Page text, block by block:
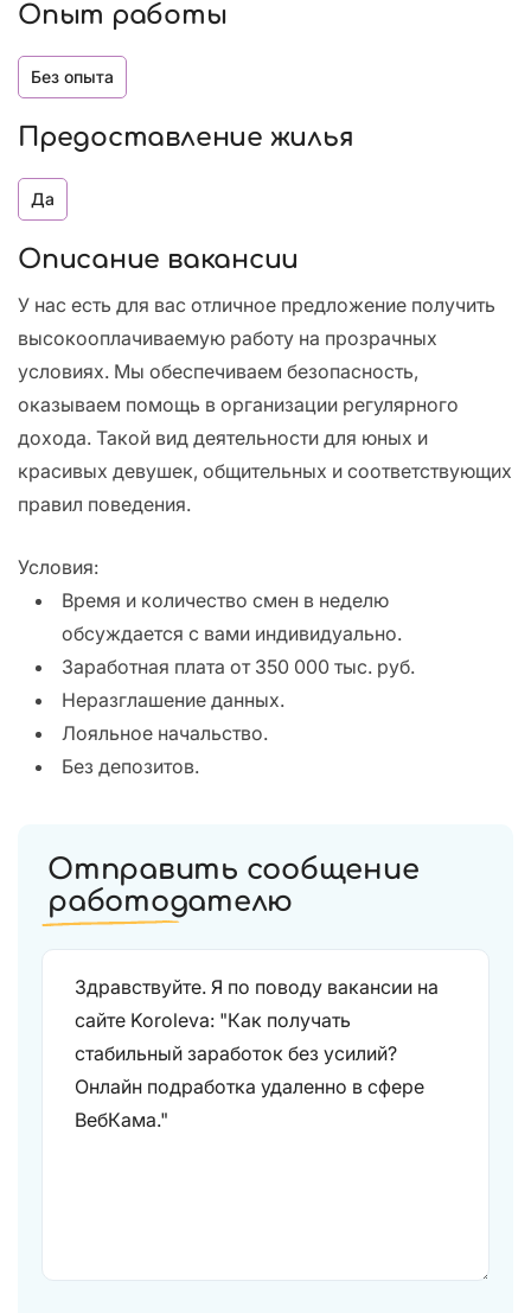
Опыт работы
Без опыта
Предоставление жилья
Да
Описание вакансии
У нас есть для вас отличное предложение получить
высокооплачиваемую работу на прозрачных
условиях. Мы обеспечиваем безопасность,
оказываем помощь в организации регулярного
дохода. Такой вид деятельности для юных и
красивых девушек, общительных и соответствующих
правил поведения.
Условия:
Время и количество смен в неделю
обсуждается с вами индивидуально.
Заработная плата от 350 000 тыс. руб.
Неразглашение данных.
Лояльное начальство.
Без депозитов.
Отправить сообщение
работодателю